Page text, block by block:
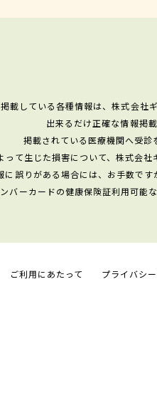
掲載している各種情報は、株式会社
出来るだけ正確な情報掲
掲載されている医療機関へ受診
って生じた損害について、株式会
に誤りがある場合には、お手数です
バーカードの健康保険証利用可能
ご利用にあたって プライバシ